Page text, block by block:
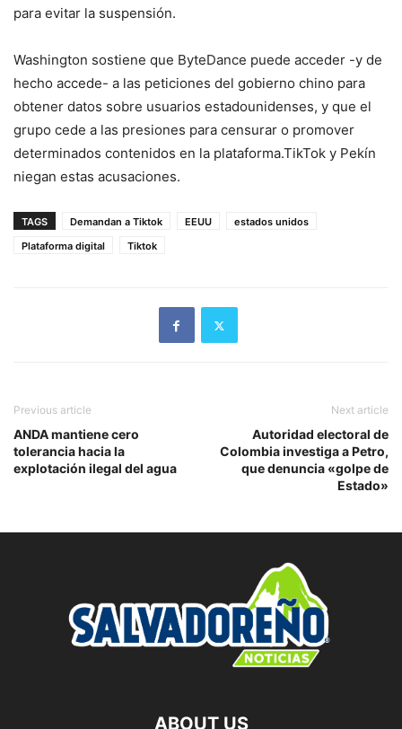
para evitar la suspensión.
Washington sostiene que ByteDance puede acceder -y de
hecho accede- a las peticiones del gobierno chino para
obtener datos sobre usuarios estadounidenses, y que el
grupo cede a las presiones para censurar o promover
determinados contenidos en la plataforma.TikTok y Pekín
niegan estas acusaciones.
TAGS Demandan a Tiktok EEUU
estados unidos
Plataforma digital
Tiktok
Previous article
ANDA mantiene cero
tolerancia hacia la
explotación ilegal del agua
Next article
Autoridad electoral de
Colombia investiga a Petro,
que denuncia «golpe de
Estado»
ABOUT US